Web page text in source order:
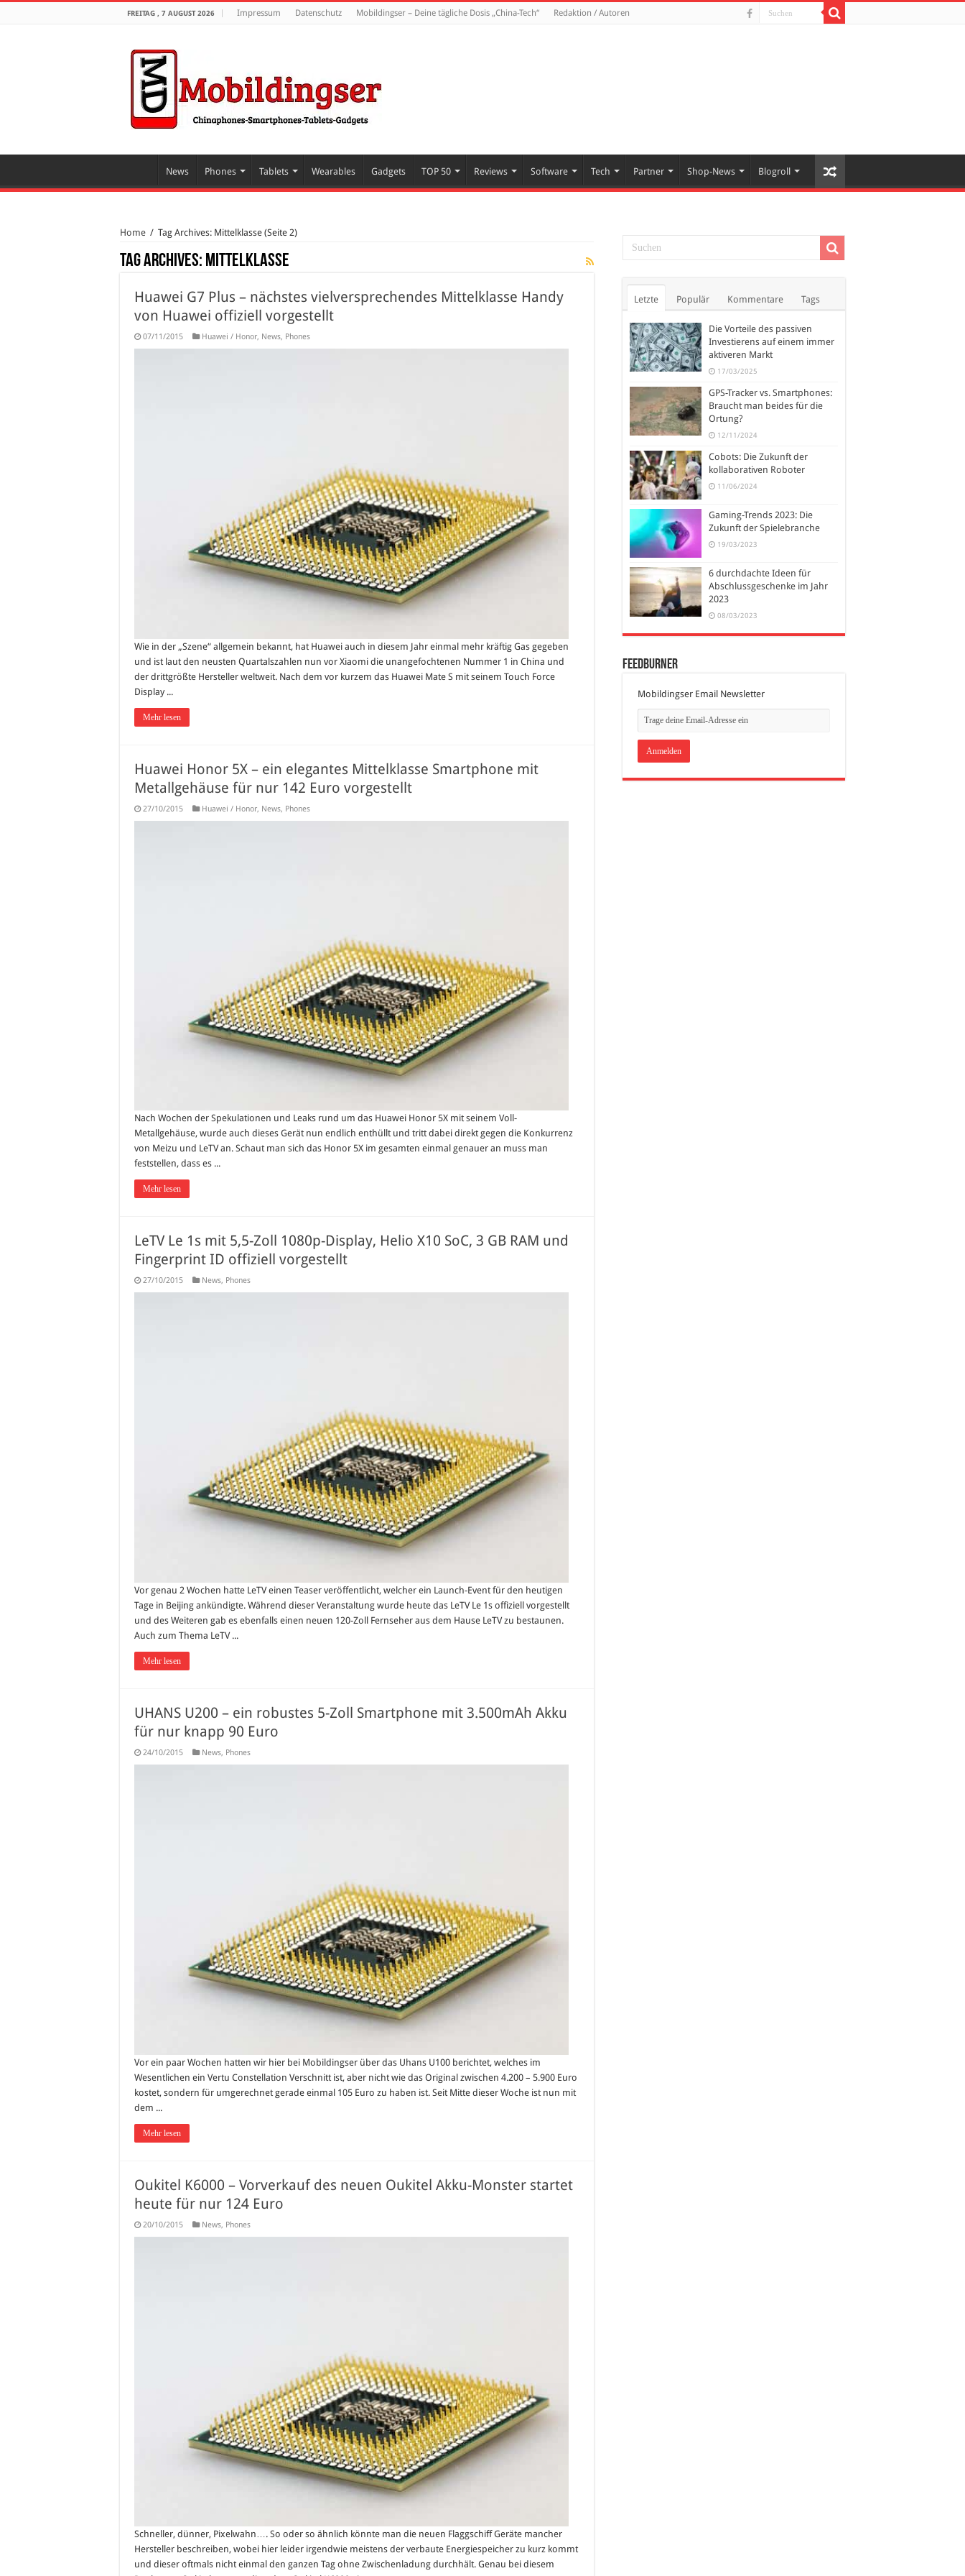
FREITAG , 7 AUGUST 2026 Impressum Datenschutz Mobildingser – Deine tägliche Dosis „China-Tech“ Redaktion / Autoren
News Phones Tablets Wearables Gadgets TOP 50 Reviews Software Tech Partner Shop-News Blogroll
Home / Tag Archives: Mittelklasse (Seite 2)
Tag Archives: Mittelklasse
Huawei G7 Plus – nächstes vielversprechendes Mittelklasse Handy
von Huawei offiziell vorgestellt
07/11/2015 Huawei / Honor, News, Phones
Wie in der „Szene“ allgemein bekannt, hat Huawei auch in diesem Jahr einmal mehr kräftig Gas gegeben
und ist laut den neusten Quartalszahlen nun vor Xiaomi die unangefochtenen Nummer 1 in China und
der drittgrößte Hersteller weltweit. Nach dem vor kurzem das Huawei Mate S mit seinem Touch Force
Display ...
Mehr lesen
Huawei Honor 5X – ein elegantes Mittelklasse Smartphone mit
Metallgehäuse für nur 142 Euro vorgestellt
27/10/2015 Huawei / Honor, News, Phones
Nach Wochen der Spekulationen und Leaks rund um das Huawei Honor 5X mit seinem Voll-
Metallgehäuse, wurde auch dieses Gerät nun endlich enthüllt und tritt dabei direkt gegen die Konkurrenz
von Meizu und LeTV an. Schaut man sich das Honor 5X im gesamten einmal genauer an muss man
feststellen, dass es ...
Mehr lesen
LeTV Le 1s mit 5,5-Zoll 1080p-Display, Helio X10 SoC, 3 GB RAM und
Fingerprint ID offiziell vorgestellt
27/10/2015 News, Phones
Vor genau 2 Wochen hatte LeTV einen Teaser veröffentlicht, welcher ein Launch-Event für den heutigen
Tage in Beijing ankündigte. Während dieser Veranstaltung wurde heute das LeTV Le 1s offiziell vorgestellt
und des Weiteren gab es ebenfalls einen neuen 120-Zoll Fernseher aus dem Hause LeTV zu bestaunen.
Auch zum Thema LeTV ...
Mehr lesen
UHANS U200 – ein robustes 5-Zoll Smartphone mit 3.500mAh Akku
für nur knapp 90 Euro
24/10/2015 News, Phones
Vor ein paar Wochen hatten wir hier bei Mobildingser über das Uhans U100 berichtet, welches im
Wesentlichen ein Vertu Constellation Verschnitt ist, aber nicht wie das Original zwischen 4.200 – 5.900 Euro
kostet, sondern für umgerechnet gerade einmal 105 Euro zu haben ist. Seit Mitte dieser Woche ist nun mit
dem ...
Mehr lesen
Oukitel K6000 – Vorverkauf des neuen Oukitel Akku-Monster startet
heute für nur 124 Euro
20/10/2015 News, Phones
Schneller, dünner, Pixelwahn…. So oder so ähnlich könnte man die neuen Flaggschiff Geräte mancher
Hersteller beschreiben, wobei hier leider irgendwie meistens der verbaute Energiespeicher zu kurz kommt
und dieser oftmals nicht einmal den ganzen Tag ohne Zwischenladung durchhält. Genau bei diesem
Letzte Populär Kommentare Tags
Die Vorteile des passiven
Investierens auf einem immer
aktiveren Markt
17/03/2025
GPS-Tracker vs. Smartphones:
Braucht man beides für die
Ortung?
12/11/2024
Cobots: Die Zukunft der
kollaborativen Roboter
11/06/2024
Gaming-Trends 2023: Die
Zukunft der Spielebranche
19/03/2023
6 durchdachte Ideen für
Abschlussgeschenke im Jahr
2023
08/03/2023
FeedBurner
Mobildingser Email Newsletter